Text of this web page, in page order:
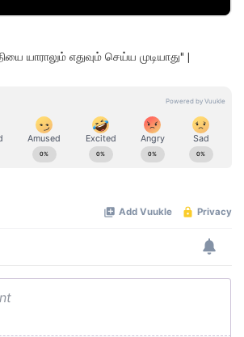
யாராலும் எதுவும் செய்ய முடியாது" |